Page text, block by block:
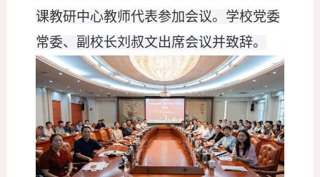
课教研中心教师代表参加会议。学校党委
常委、副校长刘叔文出席会议并致辞。